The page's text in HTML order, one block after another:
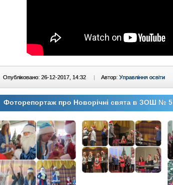
Опубліковано: 26-12-2017, 14:32 | Автор: Управління освіти
Фоторепортаж про Новорічні свята в ЗОШ № 5